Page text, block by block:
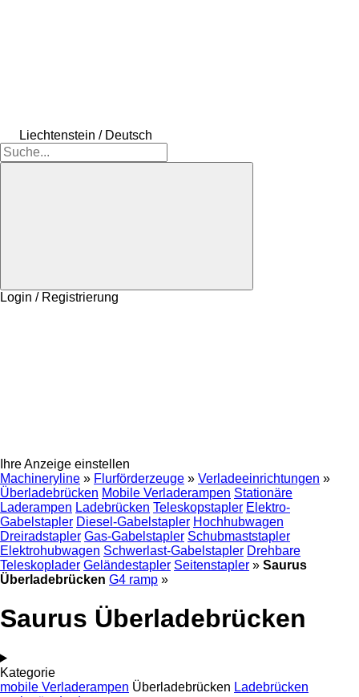
Liechtenstein / Deutsch
Login / Registrierung
Ihre Anzeige einstellen
Machineryline » Flurförderzeuge » Verladeeinrichtungen »
Überladebrücken Mobile Verladerampen Stationäre
Laderampen Ladebrücken Teleskopstapler Elektro-
Gabelstapler Diesel-Gabelstapler Hochhubwagen
Dreiradstapler Gas-Gabelstapler Schubmaststapler
Elektrohubwagen Schwerlast-Gabelstapler Drehbare
Teleskoplader Geländestapler Seitenstapler » Saurus
Überladebrücken G4 ramp »
Saurus Überladebrücken
Kategorie
mobile Verladerampen Überladebrücken Ladebrücken